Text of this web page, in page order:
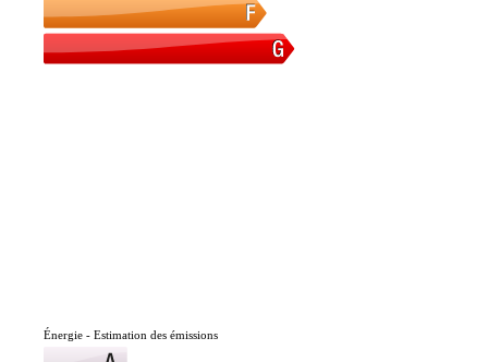
Énergie - Estimation des émissions